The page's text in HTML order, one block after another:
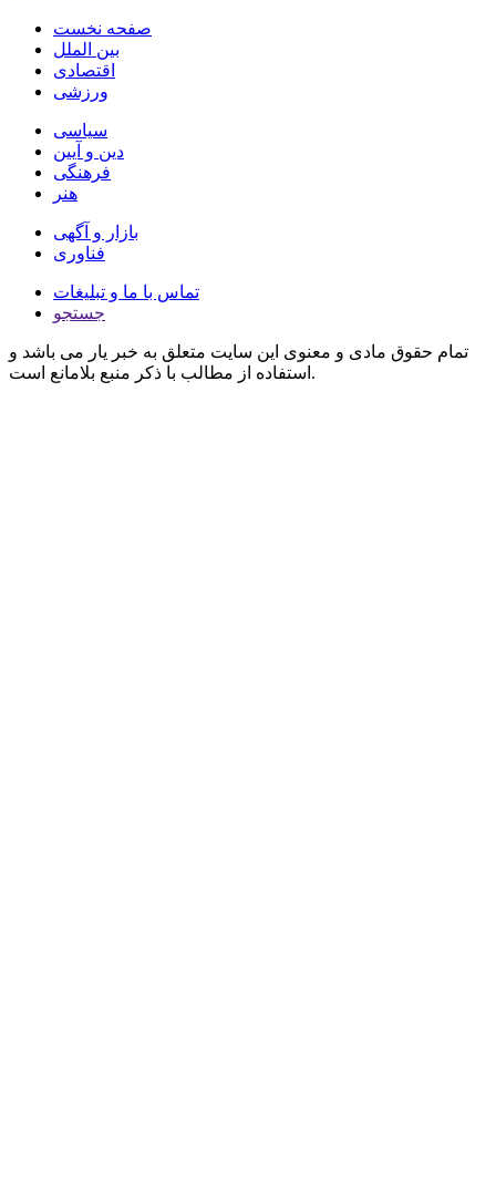
صفحه نخست
بین الملل
اقتصادی
ورزشی
سیاسی
دین و آیین
فرهنگی
هنر
بازار و آگهی
فناوری
تماس با ما و تبلیغات
جستجو
تمام حقوق مادی و معنوی این سایت متعلق به خبر یار می باشد و
استفاده از مطالب با ذکر منبع بلامانع است.